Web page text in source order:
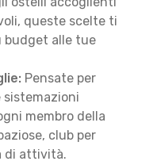
queste scelte ti
budget alle tue
Pensate per
membro della
club per
di attività.